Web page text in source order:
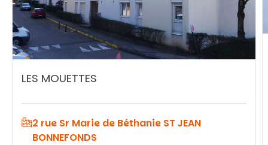
Vous recherchez&nbsp;:
LES MOUETTES
2 rue Sr Marie de Béthanie ST JEAN
BONNEFONDS